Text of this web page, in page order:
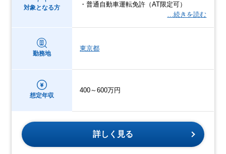
対象となる方
・普通自動車運転免許（AT限定可）
…続きを読む
勤務地
東京都
想定年収
400～600万円
詳しく見る